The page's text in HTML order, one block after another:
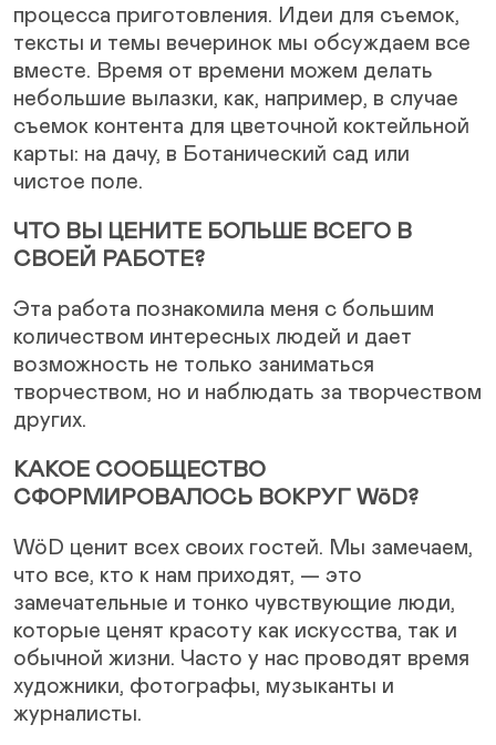
процесса приготовления. Идеи для съемок,
тексты и темы вечеринок мы обсуждаем все
вместе. Время от времени можем делать
небольшие вылазки, как, например, в случае
съемок контента для цветочной коктейльной
карты: на дачу, в Ботанический сад или
чистое поле.
ЧТО ВЫ ЦЕНИТЕ БОЛЬШЕ ВСЕГО В
СВОЕЙ РАБОТЕ?
Эта работа познакомила меня с большим
количеством интересных людей и дает
возможность не только заниматься
творчеством, но и наблюдать за творчеством
других.
КАКОЕ СООБЩЕСТВО
СФОРМИРОВАЛОСЬ ВОКРУГ WöD?
WöD ценит всех своих гостей. Мы замечаем,
что все, кто к нам приходят, — это
замечательные и тонко чувствующие люди,
которые ценят красоту как искусства, так и
обычной жизни. Часто у нас проводят время
художники, фотографы, музыканты и
журналисты.